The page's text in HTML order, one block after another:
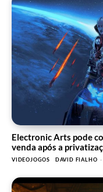
Electronic Arts pode
venda após a
VIDEOJOGOS DAVID FIALHO -